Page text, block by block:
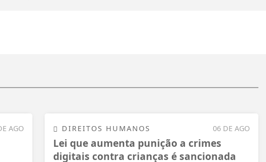
AGO 06 DE AGO
DIREITOS HUMANOS
Lei que aumenta punição a crimes
digitais contra crianças é sancionada